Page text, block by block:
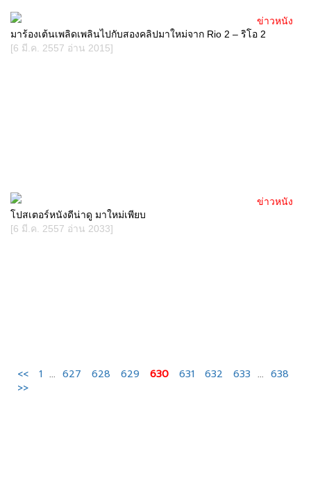
มาร้องเต้นเพลิดเพลินไปกับสองคลิปมาใหม่จาก Rio 2 – ริโอ 2
[6 มี.ค. 2557 อ่าน 2015]
ข่าวหนัง
โปสเตอร์หนังดีน่าดู มาใหม่เพียบ
[6 มี.ค. 2557 อ่าน 2033]
ข่าวหนัง
<< 1 ... 627 628 629 630 631 632 633 ... 638
>>